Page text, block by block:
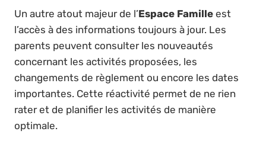
Un autre atout majeur de l’Espace Famille est
l’accès à des informations toujours à jour. Les
parents peuvent consulter les nouveautés
concernant les activités proposées, les
changements de règlement ou encore les dates
importantes. Cette réactivité permet de ne rien
rater et de planifier les activités de manière
optimale.